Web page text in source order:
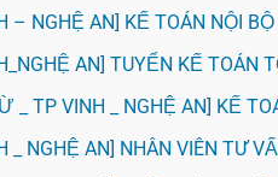
– NGHỆ AN] KẾ TOÁN NỘI BỘ
AN] TUYỂN KẾ TOÁN
_ TP VINH _ NGHỆ AN] KẾ
_ NGHỆ AN] NHÂN VIÊN TƯ